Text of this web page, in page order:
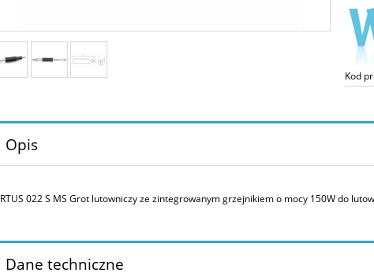
Kod
Opis
RTUS 022 S MS Grot lutowniczy ze zintegrowanym grzejnikiem o mocy 150W do
Dane techniczne